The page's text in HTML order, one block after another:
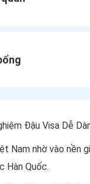
Đậu Visa Dễ
Nam nhờ vào
Hàn Quốc.